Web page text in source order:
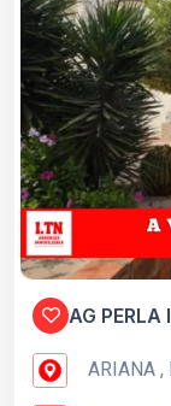
AG PERLA
ARIANA ,